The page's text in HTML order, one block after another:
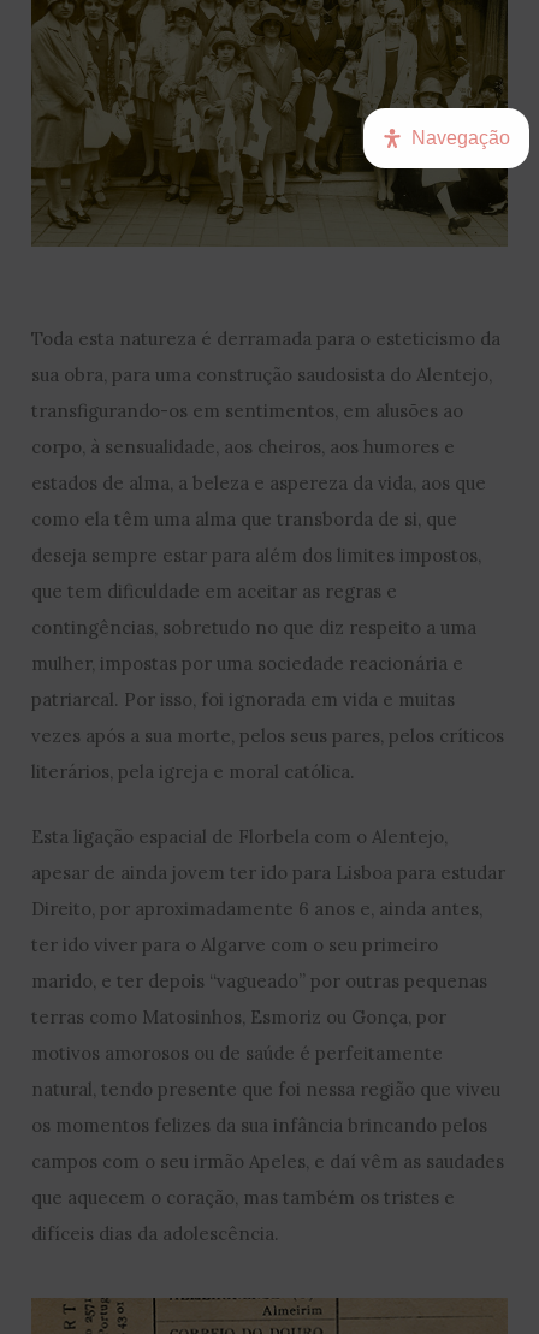
Toda esta natureza é derramada para o esteticismo da
sua obra, para uma construção saudosista do Alentejo,
transfigurando-os em sentimentos, em alusões ao
corpo, à sensualidade, aos cheiros, aos humores e
estados de alma, a beleza e aspereza da vida, aos que
como ela têm uma alma que transborda de si, que
deseja sempre estar para além dos limites impostos,
que tem dificuldade em aceitar as regras e
contingências, sobretudo no que diz respeito a uma
mulher, impostas por uma sociedade reacionária e
patriarcal. Por isso, foi ignorada em vida e muitas
vezes após a sua morte, pelos seus pares, pelos críticos
literários, pela igreja e moral católica.
Esta ligação espacial de Florbela com o Alentejo,
apesar de ainda jovem ter ido para Lisboa para estudar
Direito, por aproximadamente 6 anos e, ainda antes,
ter ido viver para o Algarve com o seu primeiro
marido, e ter depois “vagueado” por outras pequenas
terras como Matosinhos, Esmoriz ou Gonça, por
motivos amorosos ou de saúde é perfeitamente
natural, tendo presente que foi nessa região que viveu
os momentos felizes da sua infância brincando pelos
campos com o seu irmão Apeles, e daí vêm as saudades
que aquecem o coração, mas também os tristes e
difíceis dias da adolescência.
Navegação